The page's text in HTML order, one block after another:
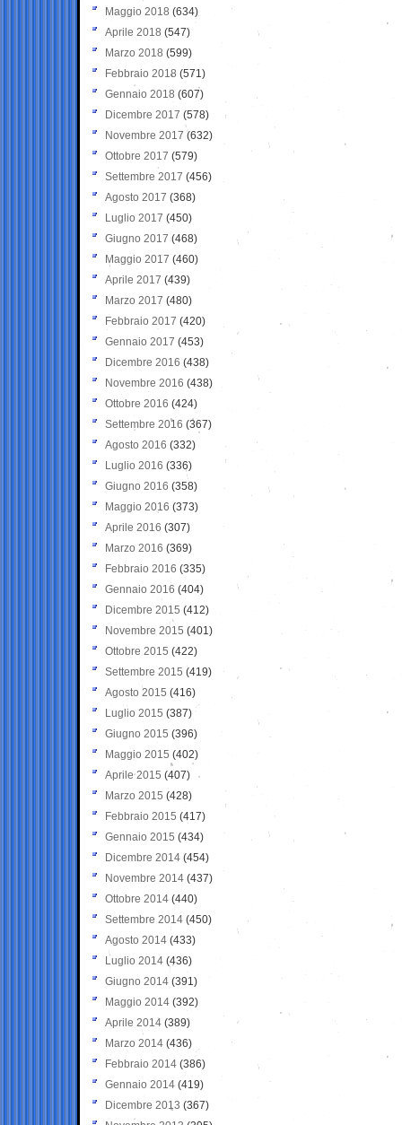
Maggio 2018 (634)
Aprile 2018 (547)
Marzo 2018 (599)
Febbraio 2018 (571)
Gennaio 2018 (607)
Dicembre 2017 (578)
Novembre 2017 (632)
Ottobre 2017 (579)
Settembre 2017 (456)
Agosto 2017 (368)
Luglio 2017 (450)
Giugno 2017 (468)
Maggio 2017 (460)
Aprile 2017 (439)
Marzo 2017 (480)
Febbraio 2017 (420)
Gennaio 2017 (453)
Dicembre 2016 (438)
Novembre 2016 (438)
Ottobre 2016 (424)
Settembre 2016 (367)
Agosto 2016 (332)
Luglio 2016 (336)
Giugno 2016 (358)
Maggio 2016 (373)
Aprile 2016 (307)
Marzo 2016 (369)
Febbraio 2016 (335)
Gennaio 2016 (404)
Dicembre 2015 (412)
Novembre 2015 (401)
Ottobre 2015 (422)
Settembre 2015 (419)
Agosto 2015 (416)
Luglio 2015 (387)
Giugno 2015 (396)
Maggio 2015 (402)
Aprile 2015 (407)
Marzo 2015 (428)
Febbraio 2015 (417)
Gennaio 2015 (434)
Dicembre 2014 (454)
Novembre 2014 (437)
Ottobre 2014 (440)
Settembre 2014 (450)
Agosto 2014 (433)
Luglio 2014 (436)
Giugno 2014 (391)
Maggio 2014 (392)
Aprile 2014 (389)
Marzo 2014 (436)
Febbraio 2014 (386)
Gennaio 2014 (419)
Dicembre 2013 (367)